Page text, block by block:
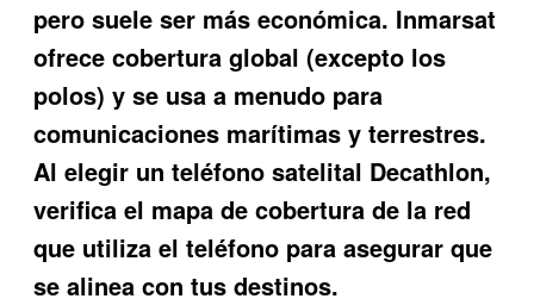
pero suele ser más económica. Inmarsat
ofrece cobertura global (excepto los
polos) y se usa a menudo para
comunicaciones marítimas y terrestres.
Al elegir un teléfono satelital Decathlon,
verifica el mapa de cobertura de la red
que utiliza el teléfono para asegurar que
se alinea con tus destinos.